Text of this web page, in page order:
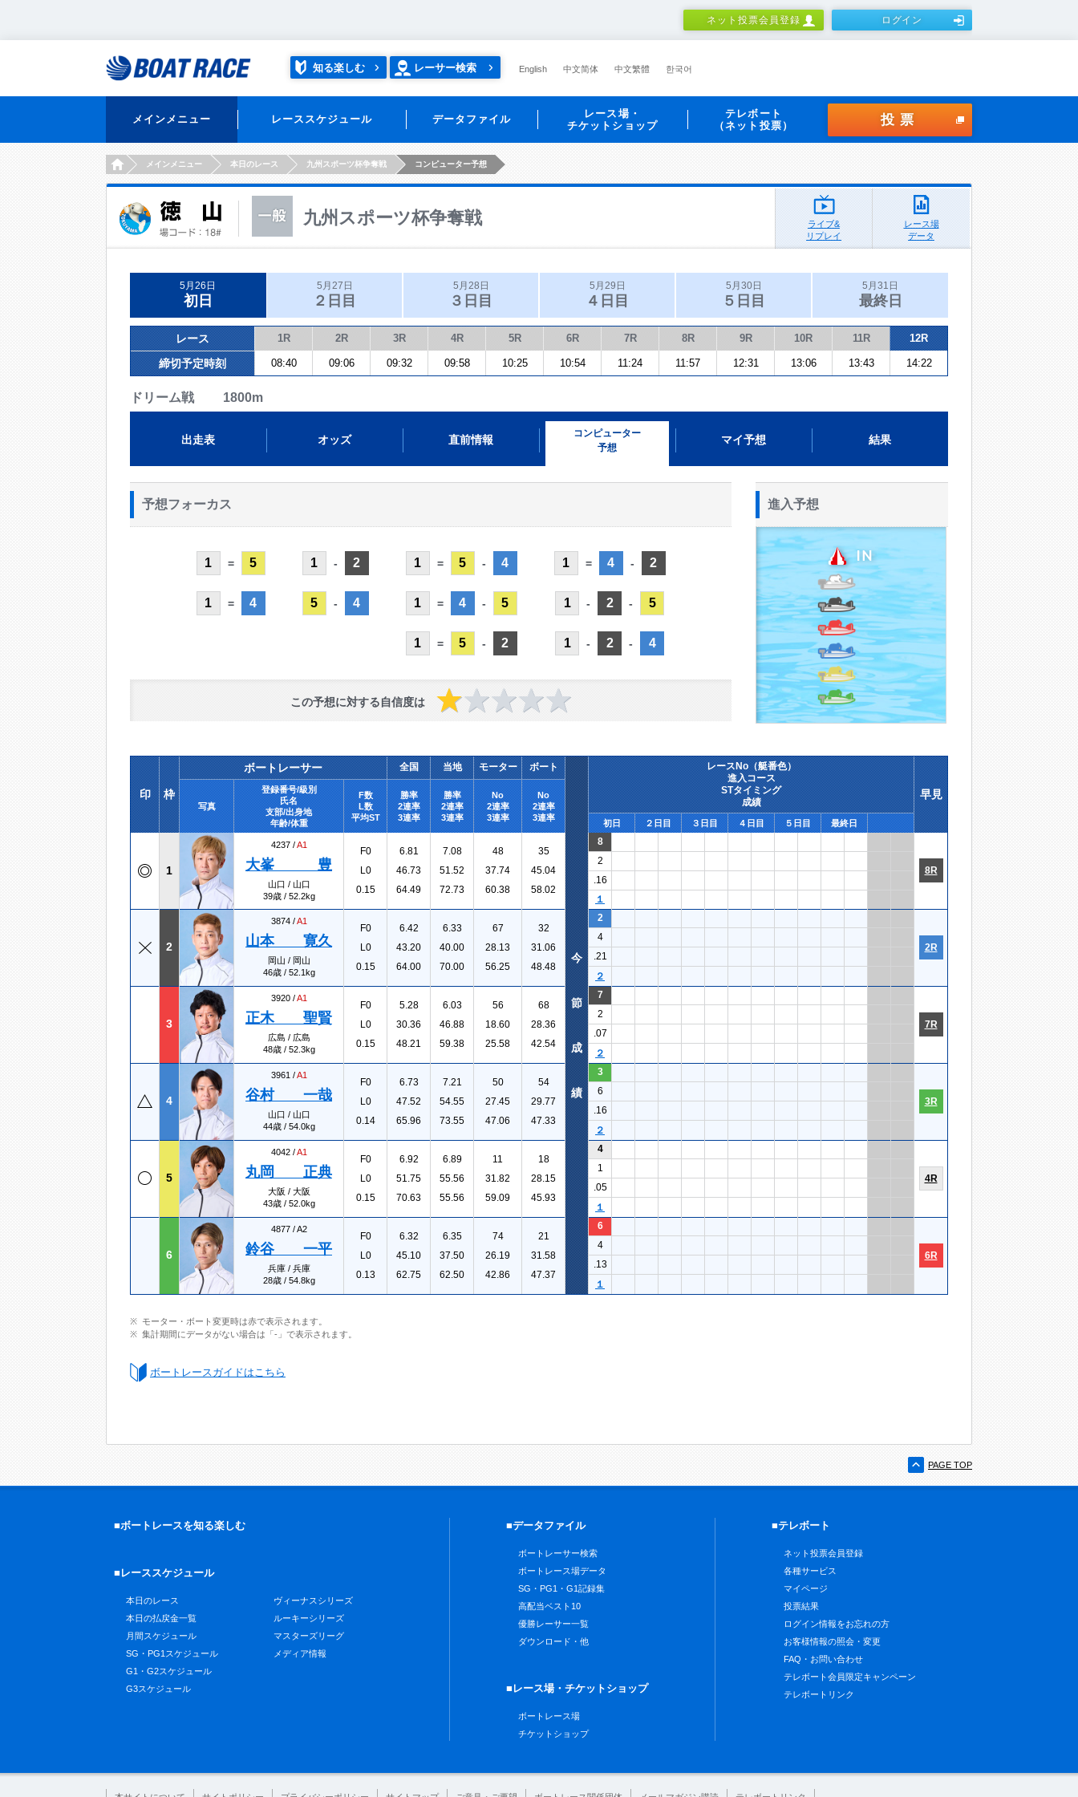
ネット投票会員登録 ログイン
知る楽しむ レーサー検索 English 中文简体 中文繁體 한국어
メインメニュー レーススケジュール データファイル
レース場・
チケットショップ
テレボート
（ネット投票）
投票
HOMEメインメニュー 本日のレース 九州スポーツ杯争奪戦 コンピューター予想
九州スポーツ杯争奪戦
ライブ&
リプレイ
レース場
データ
5月26日
初日
5月27日
２日目
5月28日
３日目
5月29日
４日目
5月30日
５日目
5月31日
最終日
レース 1R 2R 3R 4R 5R 6R 7R 8R 9R 10R 11R 12R
締切予定時刻 08:40 09:06 09:32 09:58 10:25 10:54 11:24 11:57 12:31 13:06 13:43 14:22
ドリーム戦 1800m
出走表 オッズ 直前情報
コンピューター
予想
マイ予想 結果
予想フォーカス
1 = 5
1 = 4
1 - 2
5 - 4
1 = 5 - 4
1 = 4 - 5
1 = 5 - 2
1 = 4 - 2
1 - 2 - 5
1 - 2 - 4
この予想に対する自信度は
進入予想
印 枠
ボートレーサー 全国 当地 モーター ボート
レースNo（艇番色）
進入コース
STタイミング
成績
早見
写真
登録番号/級別
氏名
支部/出身地
年齢/体重
F数
L数
平均ST
勝率
2連率
3連率
勝率
2連率
3連率
No
2連率
3連率
No
2連率
3連率
初日 ２日目 ３日目 ４日目 ５日目 最終日
1
4237 /A1
大峯 豊
山口 / 山口
39歳 / 52.2kg
F0
L0
0.15
6.81
46.73
64.49
7.08
51.52
72.73
48
37.74
60.38
35
45.04
58.02
8
8R
2
.16
１
2
3874 /A1
山本 寛久
岡山 / 岡山
46歳 / 52.1kg
F0
L0
0.15
6.42
43.20
64.00
6.33
40.00
70.00
67
28.13
56.25
32
31.06
48.48
2
2R
4
.21
２
3
3920 /A1
正木 聖賢
広島 / 広島
48歳 / 52.3kg
F0
L0
0.15
5.28
30.36
48.21
6.03
46.88
59.38
56
18.60
25.58
68
28.36
42.54
7
7R
2
.07
２
4
3961 /A1
谷村 一哉
山口 / 山口
44歳 / 54.0kg
F0
L0
0.14
6.73
47.52
65.96
7.21
54.55
73.55
50
27.45
47.06
54
29.77
47.33
3
3R
6
.16
２
5
4042 /A1
丸岡 正典
大阪 / 大阪
43歳 / 52.0kg
F0
L0
0.15
6.92
51.75
70.63
6.89
55.56
55.56
11
31.82
59.09
18
28.15
45.93
4
4R
1
.05
１
6
4877 /A2
鈴谷 一平
兵庫 / 兵庫
28歳 / 54.8kg
F0
L0
0.13
6.32
45.10
62.75
6.35
37.50
62.50
74
26.19
42.86
21
31.58
47.37
6
6R
4
.13
１
今
節
成
績
モーター・ボート変更時は赤で表示されます。
集計期間にデータがない場合は「-」で表示されます。
ボートレースガイドはこちら
PAGE TOP
■ボートレースを知る楽しむ
■レーススケジュール
本日のレース
本日の払戻金一覧
月間スケジュール
SG・PG1スケジュール
G1・G2スケジュール
G3スケジュール
ヴィーナスシリーズ
ルーキーシリーズ
マスターズリーグ
メディア情報
■データファイル
ボートレーサー検索
ボートレース場データ
SG・PG1・G1記録集
高配当ベスト10
優勝レーサー一覧
ダウンロード・他
■レース場・チケットショップ
ボートレース場
チケットショップ
■テレボート
ネット投票会員登録
各種サービス
マイページ
投票結果
ログイン情報をお忘れの方
お客様情報の照会・変更
FAQ・お問い合わせ
テレボート会員限定キャンペーン
テレボートリンク